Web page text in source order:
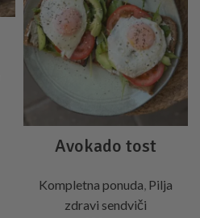
Avokado tost
Kompletna ponuda, Pilja
zdravi sendviči